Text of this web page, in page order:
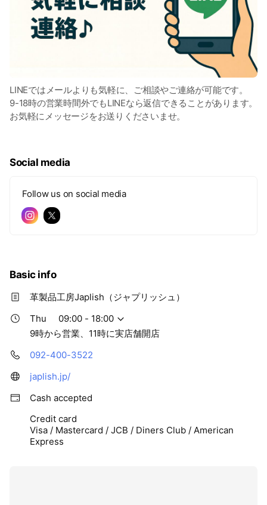
LINEではメールよりも気軽に、ご相談やご連絡が可能です。
9-18時の営業時間外でもLINEなら返信できることがあります。
お気軽にメッセージをお送りくださいませ。
Social media
Follow us on social media
Basic info
革製品工房Japlish（ジャプリッシュ）
Thu
09:00 - 18:00
9時から営業、11時に実店舗開店
092-400-3522
japlish.jp/
Cash accepted
Credit card
Visa / Mastercard / JCB / Diners Club / American
Express